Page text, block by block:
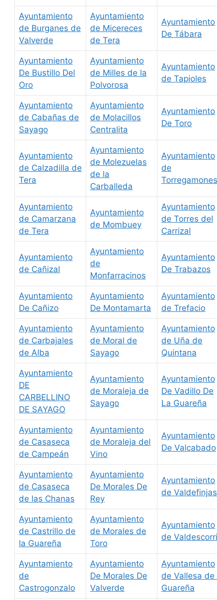
Ayuntamiento
de Burganes de
Valverde
Ayuntamiento
de Micereces
de Tera
Ayuntamiento
De Tábara
Ayuntamiento
De Bustillo Del
Oro
Ayuntamiento
de Milles de la
Polvorosa
Ayuntamiento
de Tapioles
Ayuntamiento
de Cabañas de
Sayago
Ayuntamiento
de Molacillos
Centralita
Ayuntamiento
De Toro
Ayuntamiento
de Calzadilla de
Tera
Ayuntamiento
de Molezuelas
de la
Carballeda
Ayuntamiento
de
Torregamones
Ayuntamiento
de Camarzana
de Tera
Ayuntamiento
de Mombuey
Ayuntamiento
de Torres del
Carrizal
Ayuntamiento
de Cañizal
Ayuntamiento
de
Monfarracinos
Ayuntamiento
De Trabazos
Ayuntamiento
De Cañizo
Ayuntamiento
De Montamarta
Ayuntamiento
de Trefacio
Ayuntamiento
de Carbajales
de Alba
Ayuntamiento
de Moral de
Sayago
Ayuntamiento
de Uña de
Quintana
Ayuntamiento
DE
CARBELLINO
DE SAYAGO
Ayuntamiento
de Moraleja de
Sayago
Ayuntamiento
De Vadillo De
La Guareña
Ayuntamiento
de Casaseca
de Campeán
Ayuntamiento
de Moraleja del
Vino
Ayuntamiento
De Valcabado
Ayuntamiento
de Casaseca
de las Chanas
Ayuntamiento
De Morales De
Rey
Ayuntamiento
de Valdefinjas
Ayuntamiento
de Castrillo de
la Guareña
Ayuntamiento
de Morales de
Toro
Ayuntamiento
de
Ayuntamiento
de
Castrogonzalo
Ayuntamiento
De Morales De
Valverde
Ayuntamiento
de Vallesa de
Guareña